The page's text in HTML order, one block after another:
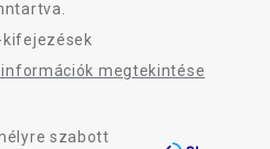
kifejezések
megtekintése
szabott